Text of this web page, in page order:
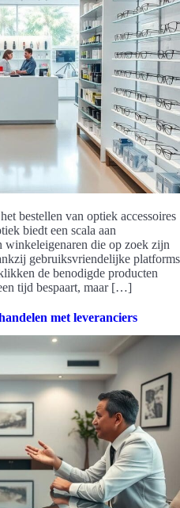
bestellen van optiek accessoires
biedt een scala aan
die op zoek zijn
gebruiksvriendelijke platforms
de benodigde producten
tijd bespaart, maar […]
met leveranciers